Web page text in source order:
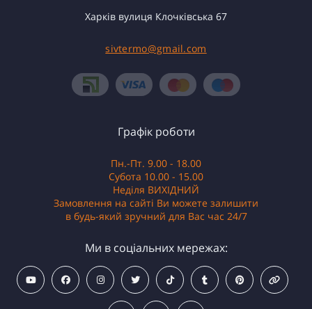
Харків вулиця Клочківська 67
sivtermo@gmail.com
Графік роботи
Пн.-Пт. 9.00 - 18.00
Субота 10.00 - 15.00
Неділя ВИХІДНИЙ
Замовлення на сайті Ви можете залишити
в будь-який зручний для Вас час 24/7
Ми в соціальних мережах: